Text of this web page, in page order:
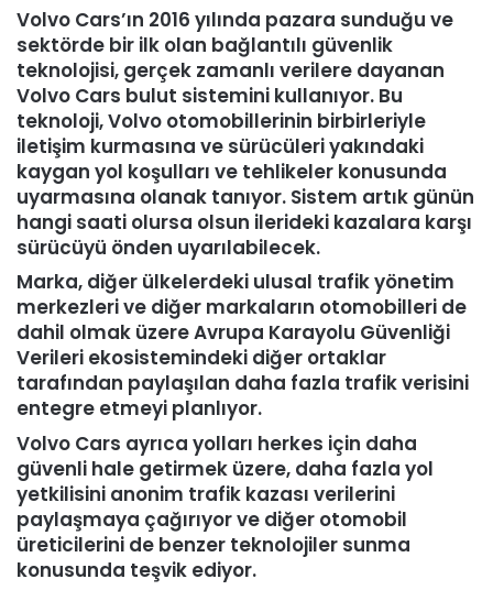
Volvo Cars’ın 2016 yılında pazara sunduğu ve
sektörde bir ilk olan bağlantılı güvenlik
teknolojisi, gerçek zamanlı verilere dayanan
Volvo Cars bulut sistemini kullanıyor. Bu
teknoloji, Volvo otomobillerinin birbirleriyle
iletişim kurmasına ve sürücüleri yakındaki
kaygan yol koşulları ve tehlikeler konusunda
uyarmasına olanak tanıyor. Sistem artık günün
hangi saati olursa olsun ilerideki kazalara karşı
sürücüyü önden uyarılabilecek.
Marka, diğer ülkelerdeki ulusal trafik yönetim
merkezleri ve diğer markaların otomobilleri de
dahil olmak üzere Avrupa Karayolu Güvenliği
Verileri ekosistemindeki diğer ortaklar
tarafından paylaşılan daha fazla trafik verisini
entegre etmeyi planlıyor.
Volvo Cars ayrıca yolları herkes için daha
güvenli hale getirmek üzere, daha fazla yol
yetkilisini anonim trafik kazası verilerini
paylaşmaya çağırıyor ve diğer otomobil
üreticilerini de benzer teknolojiler sunma
konusunda teşvik ediyor.